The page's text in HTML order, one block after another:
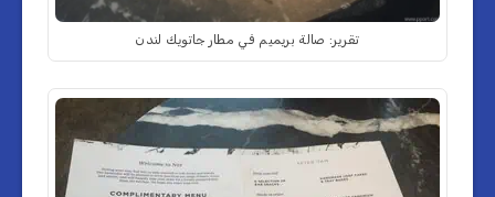
تقرير: صالة بريميم في مطار جاتويك لندن